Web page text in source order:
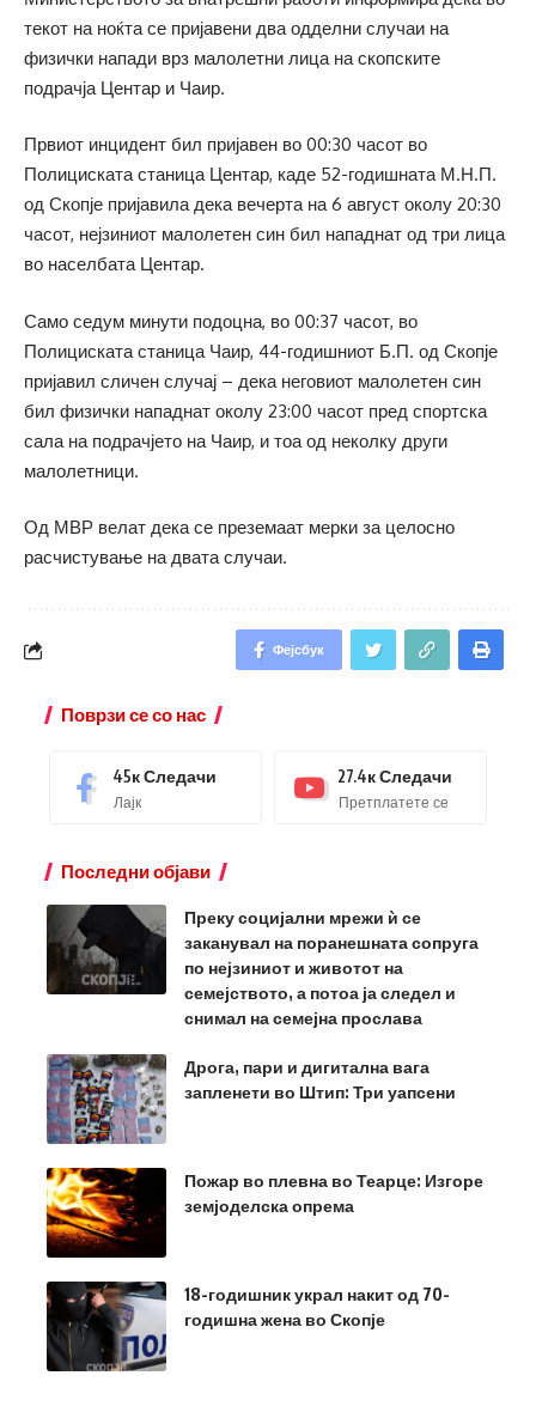
текот на ноќта се пријавени два одделни случаи на
физички напади врз малолетни лица на скопските
подрачја Центар и Чаир.
Првиот инцидент бил пријавен во 00:30 часот во
Полициската станица Центар, каде 52-годишната М.Н.П.
од Скопје пријавила дека вечерта на 6 август околу 20:30
часот, нејзиниот малолетен син бил нападнат од три лица
во населбата Центар.
Само седум минути подоцна, во 00:37 часот, во
Полициската станица Чаир, 44-годишниот Б.П. од Скопје
пријавил сличен случај – дека неговиот малолетен син
бил физички нападнат околу 23:00 часот пред спортска
сала на подрачјето на Чаир, и тоа од неколку други
малолетници.
Од МВР велат дека се преземаат мерки за целосно
расчистување на двата случаи.
Фејсбук
Поврзи се со нас
45кСледачи
Лајк
27.4кСледачи
Претплатете се
Последни објави
Преку социјални мрежи ѝ се
заканувал на поранешната сопруга
по нејзиниот и животот на
семејството, а потоа ја следел и
снимал на семејна прослава
Дрога, пари и дигитална вага
запленети во Штип: Три уапсени
Пожар во плевна во Теарце: Изгоре
земјоделска опрема
18-годишник украл накит од 70-
годишна жена во Скопје